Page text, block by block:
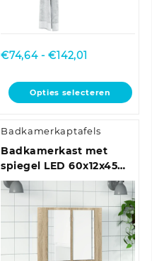
€74,64 - €142,01
tot
€142,01
Opties selecteren
Dit
product
meerdere
variaties.
Deze
kan
gekozen
worden
op
de
Badkamerkaptafels
Badkamerkast met
spiegel LED 60x12x45
acryl sonoma
eikenkleurig